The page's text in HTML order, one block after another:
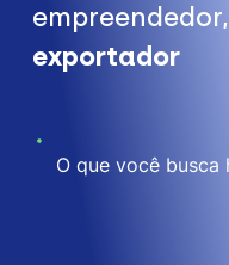
empreendedor,
exportador